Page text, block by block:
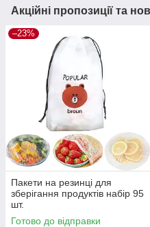
Акційні пропозиції та
–23%
Пакети на резинці для
зберігання продуктів набір 95
шт.
Готово до відправки